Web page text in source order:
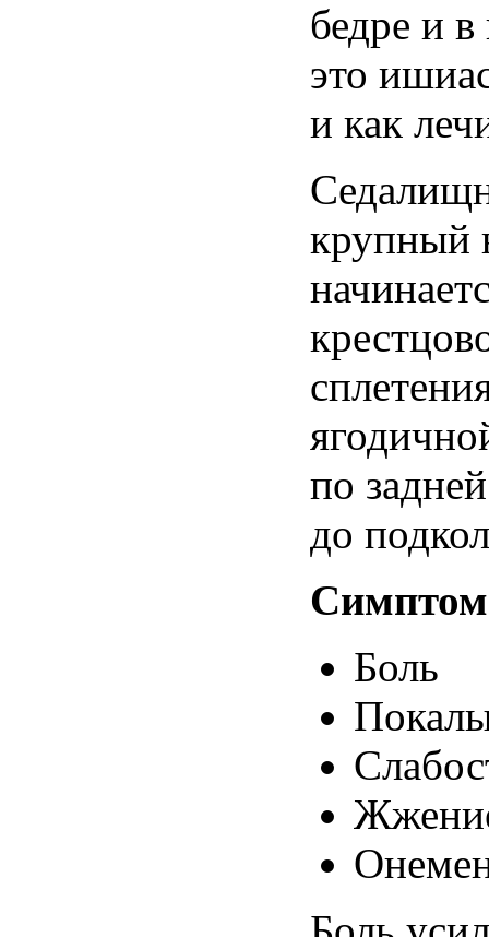
бедре и в
это
и как
крупный
по задней
до
Боль